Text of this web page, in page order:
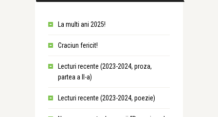
La multi ani 2025!
Craciun fericit!
Lecturi recente (2023-2024, proza,
partea a II-a)
Lecturi recente (2023-2024, poezie)